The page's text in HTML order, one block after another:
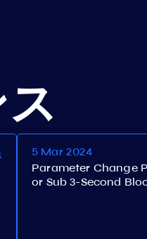
5 Mar 2024
Parameter Change
or Sub 3-Second